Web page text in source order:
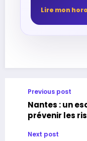
Lire mon
Previous post
Nantes : un
prévenir les
Next post